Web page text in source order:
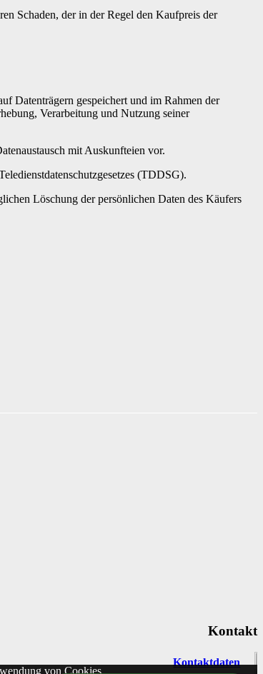
Schaden, der in der Regel den Kaufpreis der
Datenträgern gespeichert und im Rahmen der
Verarbeitung und Nutzung seiner
mit Auskunfteien vor.
(TDDSG).
Löschung der persönlichen Daten des Käufers
Kontakt
Kontaktdaten
von Cookies